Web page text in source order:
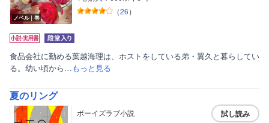
ノベル｜巻
（26）
食品会社に勤める葉越海理は、ホストをしている弟・翼久と暮らしてい
る。幼い頃から…もっと見る
夏のリング
ボーイズラブ小説
試し読み